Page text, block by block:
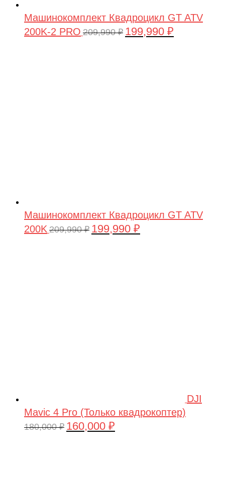
Машинокомплект Квадроцикл GT ATV
200K-2 PRO 209,990₽ Первоначальная
199,990 ₽
Машинокомплект Квадроцикл GT ATV
200K 209,990₽ Первоначальная
199,990 ₽
DJI
Mavic 4 Pro (Только квадрокоптер)
180,000₽ Первоначальная
160,000 ₽